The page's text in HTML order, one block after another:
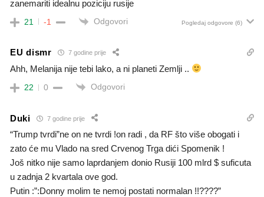
zanemariti idealnu poziciju rusije
21 -1 Odgovori Pogledaj odgovore (6)
EU dismr 7 godine prije
Ahh, Melanija nije tebi lako, a ni planeti Zemlji ..
22 0 Odgovori
Duki 7 godine prije
“Trump tvrdi”ne on ne tvrdi !on radi , da RF što više obogati i
zato će mu Vlado na sred Crvenog Trga dići Spomenik !
Još nitko nije samo laprdanjem donio Rusiji 100 mlrd $ suficuta
u zadnja 2 kvartala ove god.
Putin :”:Donny molim te nemoj postati normalan !!????”